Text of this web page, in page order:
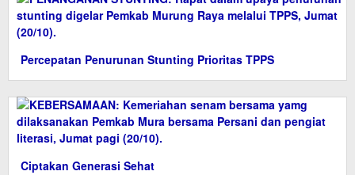
Percepatan Penurunan Stunting Prioritas TPPS
Ciptakan Generasi Sehat